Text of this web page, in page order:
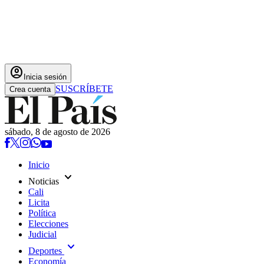
account_circle Inicia sesión
Crea cuenta SUSCRÍBETE
sábado, 8 de agosto de 2026
Inicio
Noticias expand_more
Cali
Licita
Política
Elecciones
Judicial
Deportes expand_more
Economía